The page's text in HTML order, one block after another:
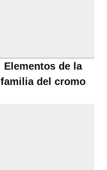
Elementos de la
familia del cromo